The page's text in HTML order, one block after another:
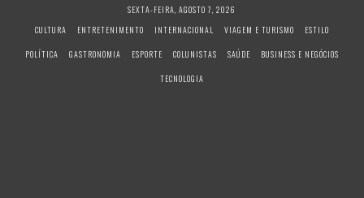
SEXTA-FEIRA, AGOSTO 7, 2026
CULTURA
ENTRETENIMENTO INTERNACIONAL VIAGEM E TURISMO
ESTILO
POLÍTICA
GASTRONOMIA ESPORTE COLUNISTAS SAÚDE
BUSINESS E NEGÓCIOS
TECNOLOGIA